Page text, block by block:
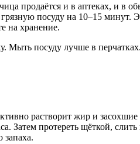
продаётся и в аптеках, и в
посуду на 10–15 минут.
на хранение.
Мыть посуду лучше в перчатках.
растворит жир и
Затем протереть щёткой,